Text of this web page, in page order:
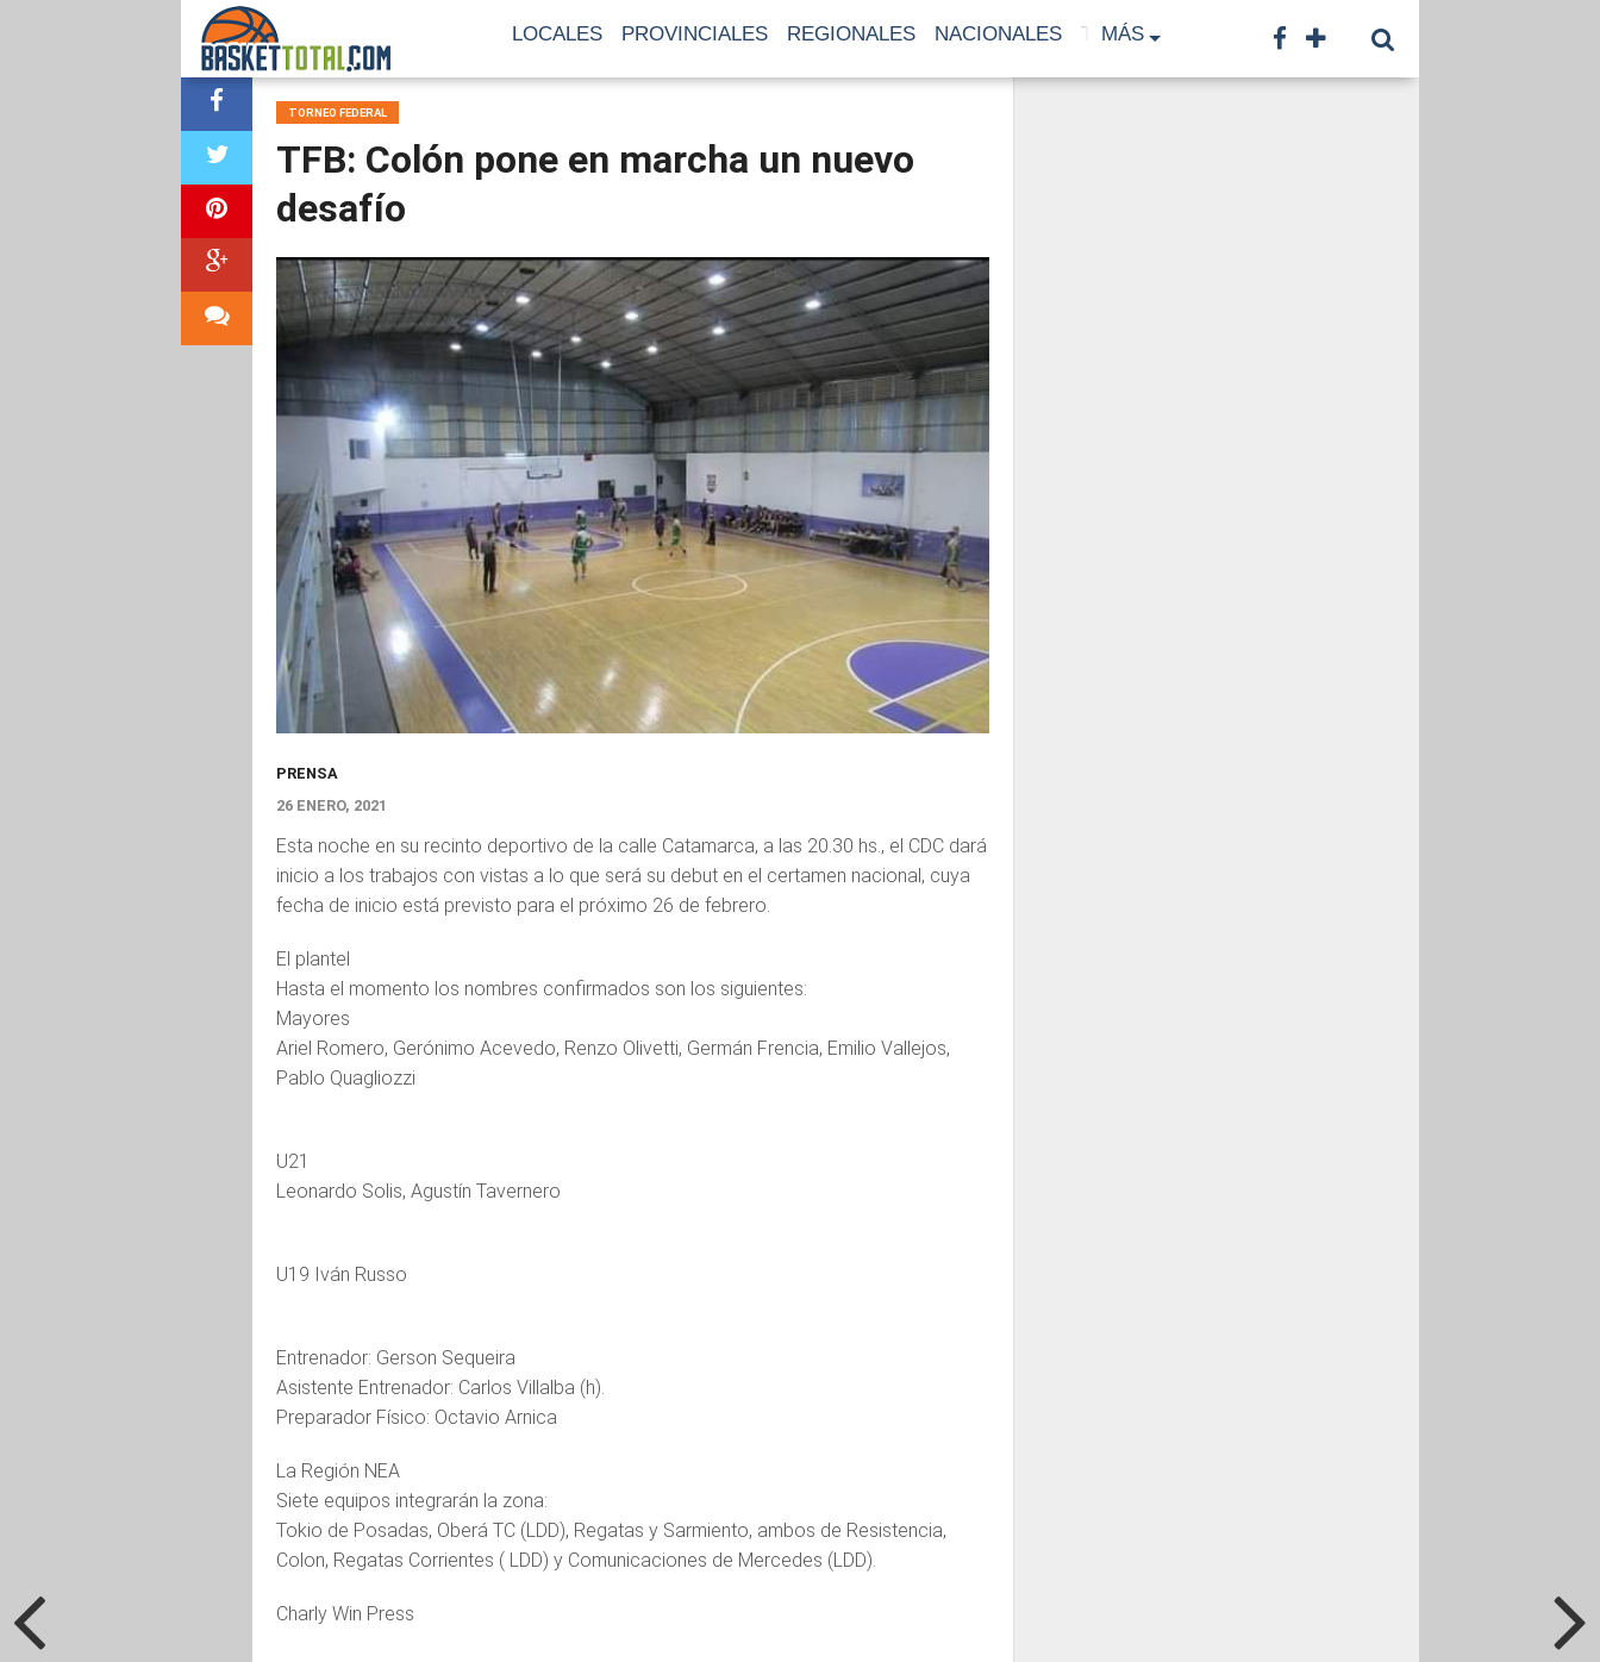
LOCALES PROVINCIALES REGIONALES NACIONALES TF TNA CONTACTO
MÁS
TORNEO FEDERAL
TFB: Colón pone en marcha un nuevo
desafío
PRENSA
26 ENERO, 2021
Esta noche en su recinto deportivo de la calle Catamarca, a las 20.30 hs., el CDC dará
inicio a los trabajos con vistas a lo que será su debut en el certamen nacional, cuya
fecha de inicio está previsto para el próximo 26 de febrero.
El plantel
Hasta el momento los nombres confirmados son los siguientes:
Mayores
Ariel Romero, Gerónimo Acevedo, Renzo Olivetti, Germán Frencia, Emilio Vallejos,
Pablo Quagliozzi
U21
Leonardo Solis, Agustín Tavernero
U19 Iván Russo
Entrenador: Gerson Sequeira
Asistente Entrenador: Carlos Villalba (h).
Preparador Físico: Octavio Arnica
La Región NEA
Siete equipos integrarán la zona:
Tokio de Posadas, Oberá TC (LDD), Regatas y Sarmiento, ambos de Resistencia,
Colon, Regatas Corrientes ( LDD) y Comunicaciones de Mercedes (LDD).
Charly Win Press